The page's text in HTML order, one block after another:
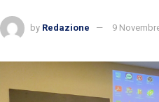
by Redazione 9